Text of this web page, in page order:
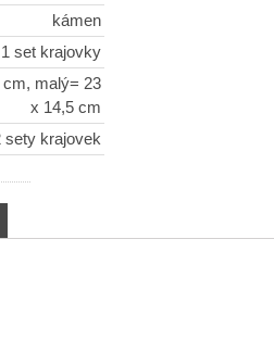
kámen
set krajovky
malý= 23
x 14,5 cm
sety krajovek